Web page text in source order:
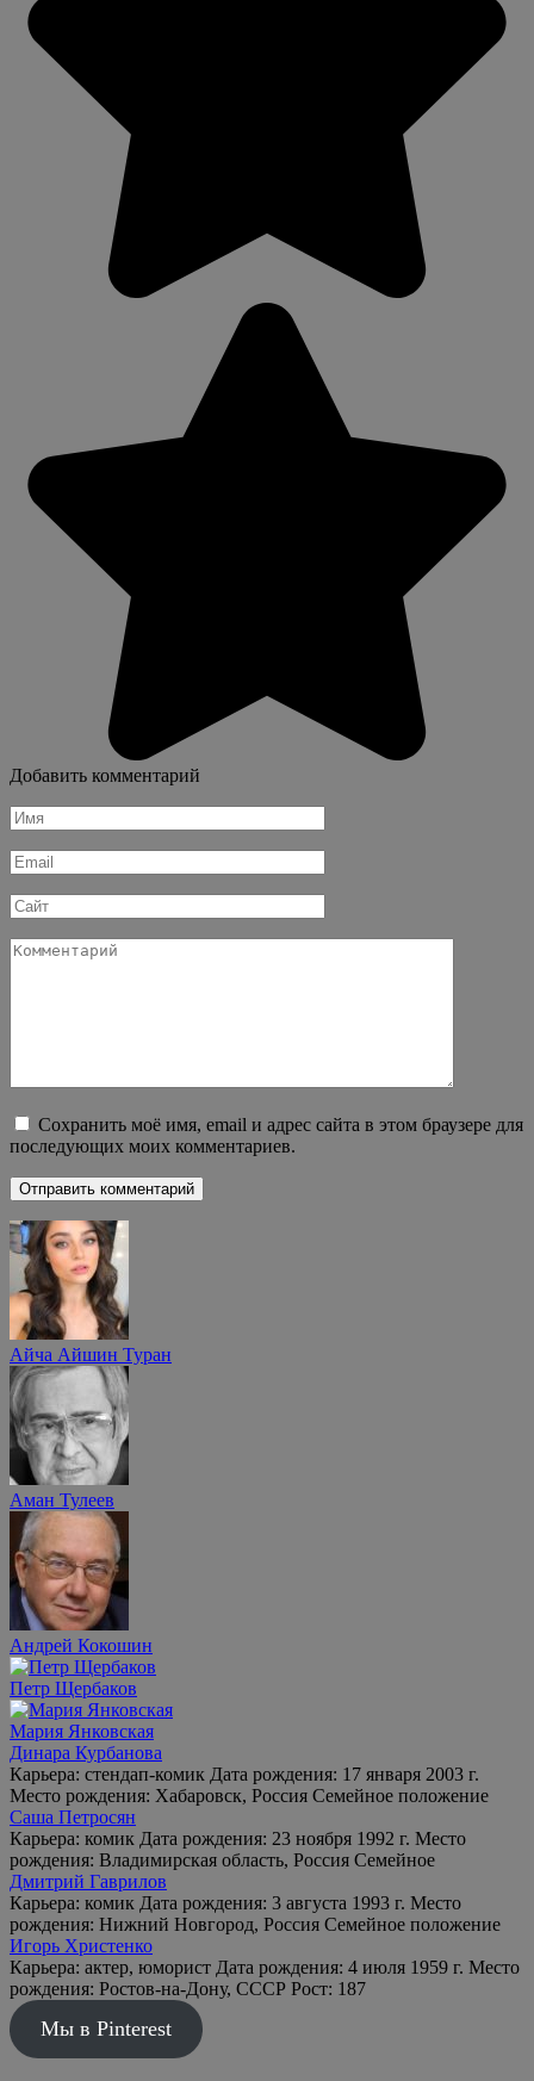
Добавить комментарий
Имя
*
Email
*
Сайт
Комментарий
Сохранить моё имя, email и адрес сайта в этом браузере для
последующих моих комментариев.
Айча Айшин Туран
Аман Тулеев
Андрей Кокошин
Петр Щербаков
Мария Янковская
Динара Курбанова
Карьера: стендап-комик Дата рождения: 17 января 2003 г.
Место рождения: Хабаровск, Россия Семейное положение
Саша Петросян
Карьера: комик Дата рождения: 23 ноября 1992 г. Место
рождения: Владимирская область, Россия Семейное
Дмитрий Гаврилов
Карьера: комик Дата рождения: 3 августа 1993 г. Место
рождения: Нижний Новгород, Россия Семейное положение
Игорь Христенко
Карьера: актер, юморист Дата рождения: 4 июля 1959 г. Место
рождения: Ростов-на-Дону, СССР Рост: 187
Мы в Pinterest